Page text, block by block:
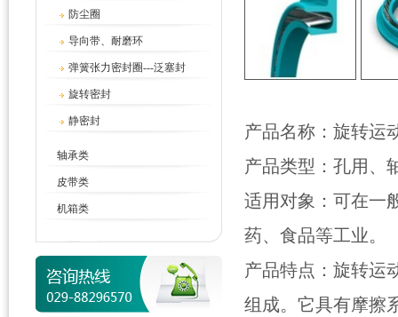
防尘圈
导向带、耐磨环
弹簧张力密封圈---泛塞封
旋转密封
静密封
轴承类
皮带类
机箱类
产品名称：旋转运
产品类型：孔用、
适用对象：可在一
药、食品等工业。
产品特点：旋转运
组成。它具有摩擦